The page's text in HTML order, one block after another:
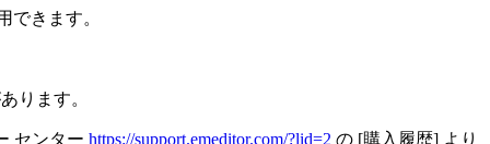
できます。
ります。
センター https://support.emeditor.com/?lid=2 の [購入履歴] より